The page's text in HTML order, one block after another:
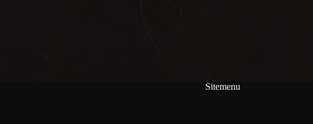
Sitemenu